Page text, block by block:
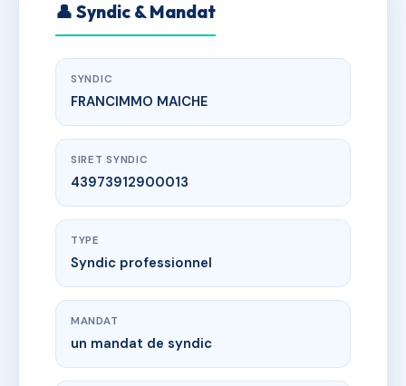
👤 Syndic & Mandat
SYNDIC
FRANCIMMO MAICHE
SIRET SYNDIC
43973912900013
TYPE
Syndic professionnel
MANDAT
un mandat de syndic